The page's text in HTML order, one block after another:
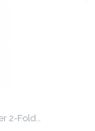
2-Fold…